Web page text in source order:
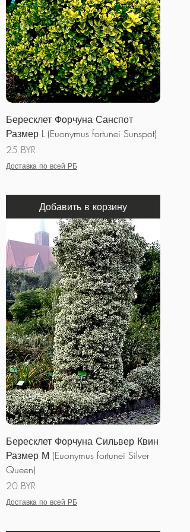
Бересклет Форчуна Санспот
Размер L (Euonymus fortunei Sunspot)
Цена
25 BYR
Доставка по всей РБ
Добавить в корзину
Бересклет Форчуна Сильвер Квин
Размер М (Euonymus fortunei Silver
Queen)
Цена
20 BYR
Доставка по всей РБ